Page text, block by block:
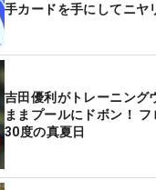
手カードを手にしてニヤ
吉田優利がトレーニング
ままプールにドボン！
30度の真夏日